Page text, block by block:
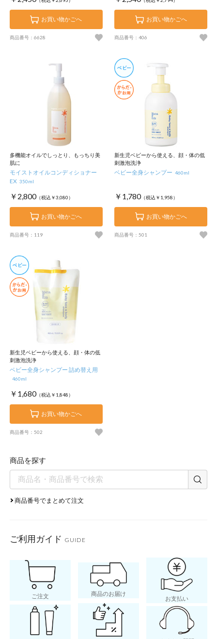
お買い物かごへ
商品番号：6628
お買い物かごへ
商品番号：406
多機能オイルでしっとり、もっちり美
肌に
モイストオイルコンディショナー
EX 350ml
￥2,800（税込￥3,080）
お買い物かごへ
商品番号：119
新生児ベビーから使える、顔・体の低
刺激泡洗浄
ベビー全身シャンプー 460ml
￥1,780（税込￥1,958）
お買い物かごへ
商品番号：501
新生児ベビーから使える、顔・体の低
刺激泡洗浄
ベビー全身シャンプー 詰め替え用
460ml
￥1,680（税込￥1,848）
お買い物かごへ
商品番号：502
商品を探す
商品番号でまとめて注文
ご利用ガイド GUIDE
ご注文 商品のお届け
お支払い